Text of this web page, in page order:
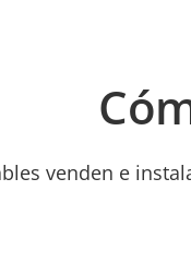
venden e